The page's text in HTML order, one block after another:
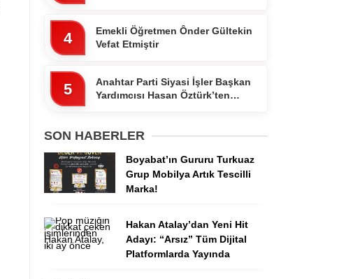
4
Emekli Öğretmen Ônder Gültekin
Vefat Etmiştir
5
Anahtar Parti Siyasi İşler Başkan
Yardımcısı Hasan Öztürk’ten
SON HABERLER
Boyabat’ın Gururu Turkuaz
Grup Mobilya Artık Tescilli
Marka!
Hakan Atalay’dan Yeni Hit
Adayı: “Arsız” Tüm Dijital
Platformlarda Yayında